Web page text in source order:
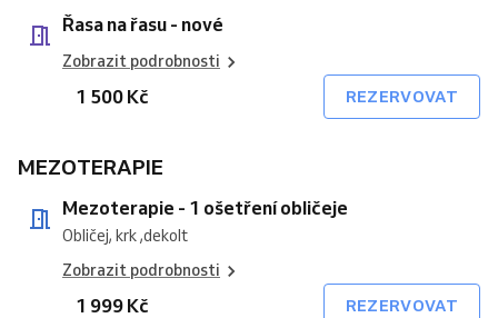
Řasa na řasu - nové
Zobrazit podrobnosti
1 500 Kč REZERVOVAT
MEZOTERAPIE
Mezoterapie - 1 ošetření obličeje
Obličej, krk ,dekolt
Zobrazit podrobnosti
1 999 Kč REZERVOVAT